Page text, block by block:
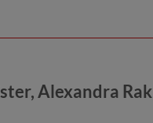
Alexandra